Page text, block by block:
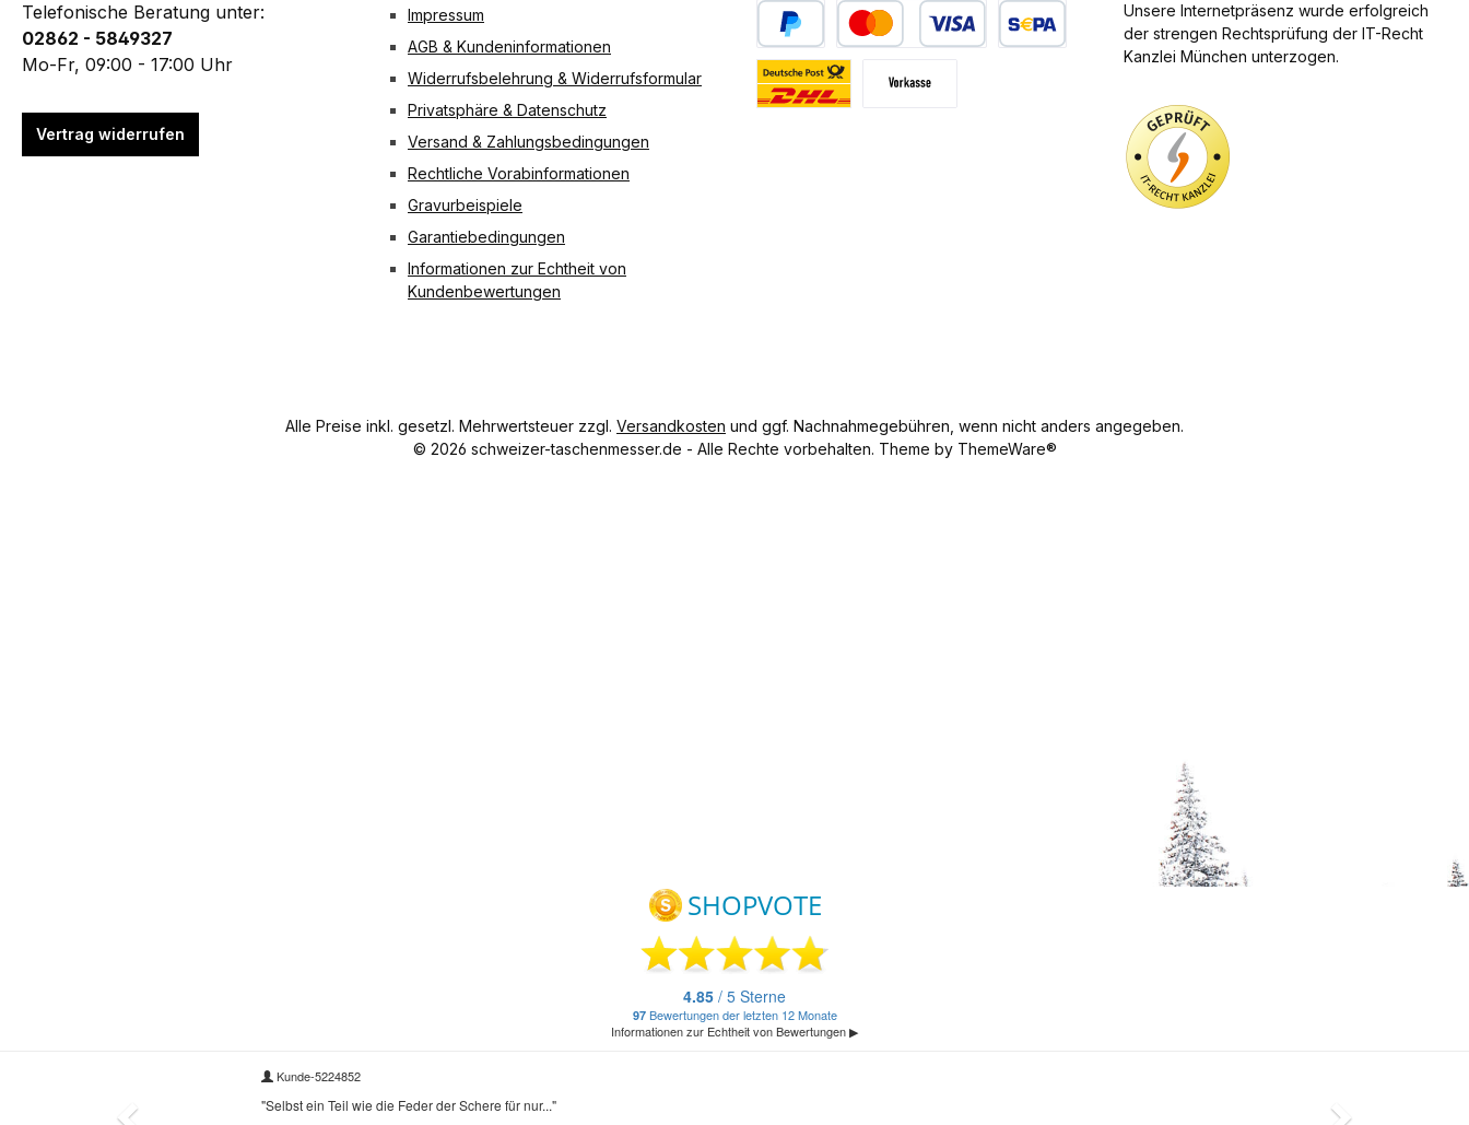
Telefonische Beratung unter:
02862 - 5849327
Mo-Fr, 09:00 - 17:00 Uhr
Vertrag widerrufen
Impressum
AGB & Kundeninformationen
Widerrufsbelehrung & Widerrufsformular
Privatsphäre & Datenschutz
Versand & Zahlungsbedingungen
Rechtliche Vorabinformationen
Gravurbeispiele
Garantiebedingungen
Informationen zur Echtheit von
Kundenbewertungen
PayPal Kredit- oder Debitkarte
Unsere Internetpräsenz wurde erfolgreich
der strengen Rechtsprüfung der IT-Recht
Kanzlei München unterzogen.
Alle Preise inkl. gesetzl. Mehrwertsteuer zzgl. Versandkosten und ggf. Nachnahmegebühren, wenn nicht anders angegeben.
© 2026 schweizer-taschenmesser.de - Alle Rechte vorbehalten. Theme by ThemeWare®